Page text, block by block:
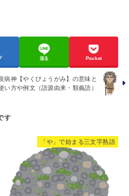
送る Pocket
病神【やくびょうがみ】の意味と
い方や例文（語源由来・類義語）
「や」で始まる三文字熟語